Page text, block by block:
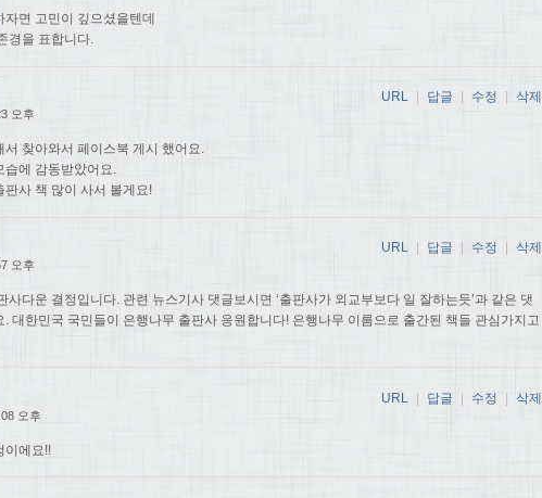
면 고민이 깊으셨을텐데
경을 표합니다.
오후
찾아와서 페이스북 게시 했어요.
습에 감동받았어요.
판사 책 많이 사서 볼게요!
URL 답글 수정 삭제
오후
사다운 결정입니다. 관련 뉴스기사 댓글보시면 ‘출판사가 외교부보다 일 잘하는듯’과 같은 댓
. 대한민국 국민들이 은행나무 출판사 응원합니다! 은행나무 이름으로 출간된 책들 관심가지고
URL 답글 수정 삭제
오후
이에요!!
URL | 답글 | 수정 | 삭제